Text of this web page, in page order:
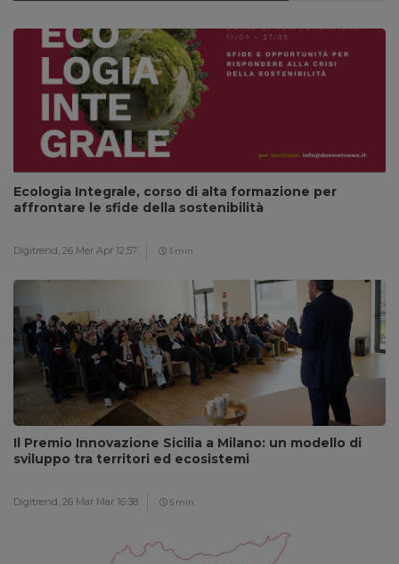
Ecologia Integrale, corso di alta formazione per
affrontare le sfide della sostenibilità
Digitrend, 26 Mer Apr 12:57 3 min
Il Premio Innovazione Sicilia a Milano: un modello di
sviluppo tra territori ed ecosistemi
Digitrend, 26 Mar Mar 16:38 5 min